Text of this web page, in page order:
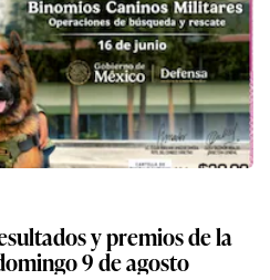
y premios de la
9 de agosto